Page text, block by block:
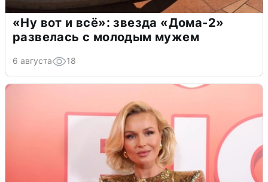
«Ну вот и всё»: звезда «Дома-2»
развелась с молодым мужем
6 августа 18